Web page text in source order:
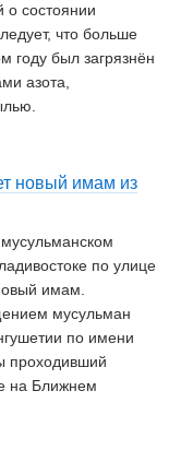
состоянии
что больше
году был загрязнён
азота,
новый имам из
по улице
имам.
мусульман
по имени
проходивший
на Ближнем